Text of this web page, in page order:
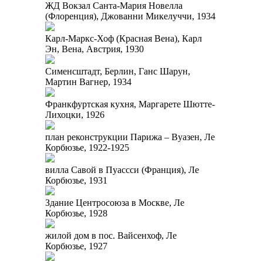
ЖД Вокзал Санта-Мария Новелла
(Флоренция), Джованни Микелуччи, 1934
Карл-Маркс-Хоф (Красная Вена), Карл
Эн, Вена, Австрия, 1930
Сименсштадт, Берлин, Ганс Шарун,
Мартин Вагнер, 1934
Франкфуртская кухня, Маргарете Шютте-
Лихоцки, 1926
план реконструкции Парижа – Вуазен, Ле
Корбюзье, 1922-1925
вилла Савой в Пуассси (Франция), Ле
Корбюзье, 1931
Здание Центросоюза в Москве, Ле
Корбюзье, 1928
жилой дом в пос. Вайсенхоф, Ле
Корбюзье, 1927